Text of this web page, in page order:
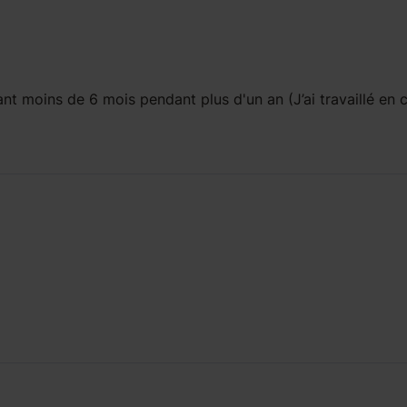
moins de 6 moispendant plus d'un an (J’ai travaillé en